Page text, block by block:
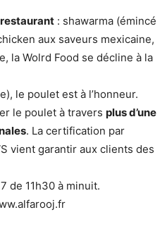
: shawarma (émincé
aux saveurs mexicaine,
la Wolrd Food se décline à la
le poulet est à l’honneur.
le poulet à travers plus d’une
. La certification par
vient garantir aux clients des
de 11h30 à minuit.